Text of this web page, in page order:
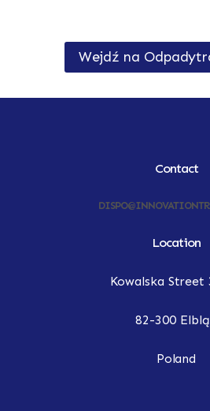
Wejdź na
Contact
Location
Kowalska Street
82-300
Poland